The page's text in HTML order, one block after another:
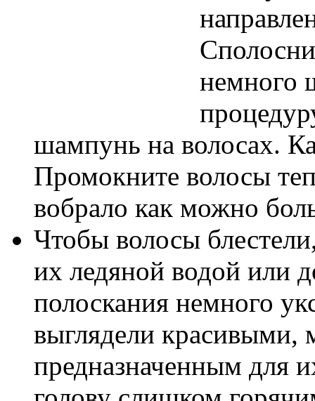
немного
шампунь на волосах.
Промокните волосы
вобрало как можно
Чтобы волосы
их ледяной водой или
полоскания немного
выглядели красивыми,
предназначенным для